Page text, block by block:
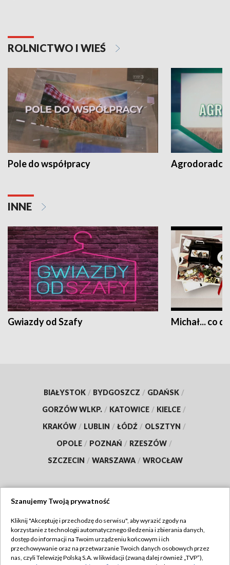
ROLNICTWO I WIEŚ
Pole do współpracy Agrodoradcy
INNE
Gwiazdy od Szafy Michał... co
BIAŁYSTOK / BYDGOSZCZ / GDAŃSK /
GORZÓW WLKP. / KATOWICE / KIELCE /
KRAKÓW / LUBLIN / ŁÓDŹ / OLSZTYN /
OPOLE / POZNAŃ / RZESZÓW /
SZCZECIN / WARSZAWA / WROCŁAW
TVP
Abonament TVP
Regulamin TVP
Szanujemy Twoją prywatność
Kliknij "Akceptuję i przechodzę do serwisu", aby wyrazić zgody na
korzystanie z technologii automatycznego śledzenia i zbierania danych,
dostęp do informacji na Twoim urządzeniu końcowym i ich
przechowywanie oraz na przetwarzanie Twoich danych osobowych przez
nas, czyli Telewizję Polską S.A. w likwidacji (zwaną dalej również „TVP”),